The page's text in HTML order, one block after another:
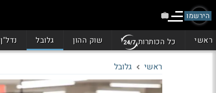
הירשמו
ראשי כל הכותרות שוק ההון גלובל נדל"ן
ראשי גלובל